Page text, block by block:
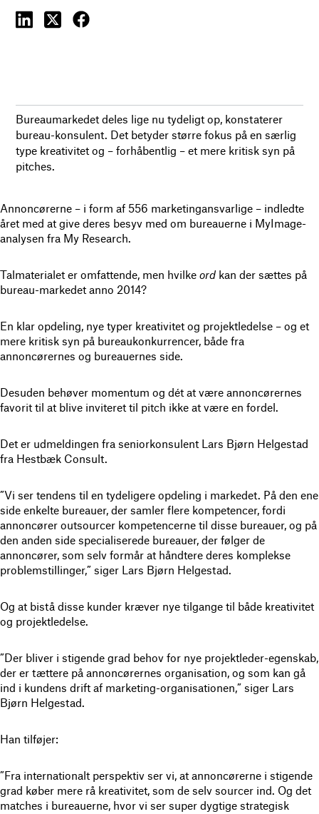
Bureaumarkedet deles lige nu tydeligt op, konstaterer
bureau-konsulent. Det betyder større fokus på en særlig
type kreativitet og – forhåbentlig – et mere kritisk syn på
pitches.
Annoncørerne – i form af 556 marketingansvarlige – indledte
året med at give deres besyv med om bureauerne i MyImage-
analysen fra My Research.
Talmaterialet er omfattende, men hvilke ord kan der sættes på
bureau-markedet anno 2014?
En klar opdeling, nye typer kreativitet og projektledelse – og et
mere kritisk syn på bureaukonkurrencer, både fra
annoncørernes og bureauernes side.
Desuden behøver momentum og dét at være annoncørernes
favorit til at blive inviteret til pitch ikke at være en fordel.
Det er udmeldingen fra seniorkonsulent Lars Bjørn Helgestad
fra Hestbæk Consult.
”Vi ser tendens til en tydeligere opdeling i markedet. På den ene
side enkelte bureauer, der samler flere kompetencer, fordi
annoncører outsourcer kompetencerne til disse bureauer, og på
den anden side specialiserede bureauer, der følger de
annoncører, som selv formår at håndtere deres komplekse
problemstillinger,” siger Lars Bjørn Helgestad.
Og at bistå disse kunder kræver nye tilgange til både kreativitet
og projektledelse.
”Der bliver i stigende grad behov for nye projektleder-egenskab,
der er tættere på annoncørernes organisation, og som kan gå
ind i kundens drift af marketing-organisationen,” siger Lars
Bjørn Helgestad.
Han tilføjer:
”Fra internationalt perspektiv ser vi, at annoncørerne i stigende
grad køber mere rå kreativitet, som de selv sourcer ind. Og det
matches i bureauerne, hvor vi ser super dygtige strategisk